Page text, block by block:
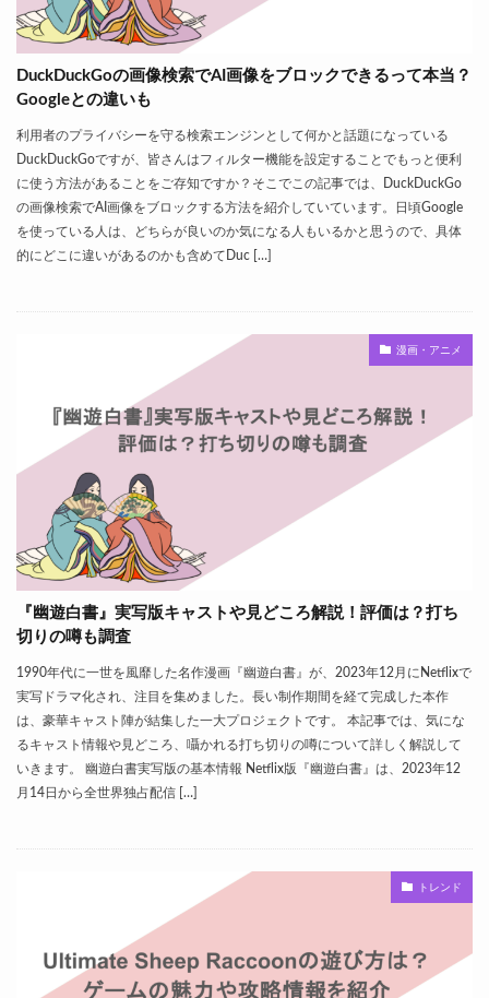
DuckDuckGoの画像検索でAI画像をブロックできるって本当？
Googleとの違いも
利用者のプライバシーを守る検索エンジンとして何かと話題になっている
DuckDuckGoですが、皆さんはフィルター機能を設定することでもっと便利
に使う方法があることをご存知ですか？そこでこの記事では、DuckDuckGo
の画像検索でAI画像をブロックする方法を紹介していています。日頃Google
を使っている人は、どちらが良いのか気になる人もいるかと思うので、具体
的にどこに違いがあるのかも含めてDuc […]
漫画・アニメ
『幽遊白書』実写版キャストや見どころ解説！評価は？打ち
切りの噂も調査
1990年代に一世を風靡した名作漫画『幽遊白書』が、2023年12月にNetflixで
実写ドラマ化され、注目を集めました。長い制作期間を経て完成した本作
は、豪華キャスト陣が結集した一大プロジェクトです。 本記事では、気にな
るキャスト情報や見どころ、囁かれる打ち切りの噂について詳しく解説して
いきます。 幽遊白書実写版の基本情報 Netflix版『幽遊白書』は、2023年12
月14日から全世界独占配信 […]
トレンド